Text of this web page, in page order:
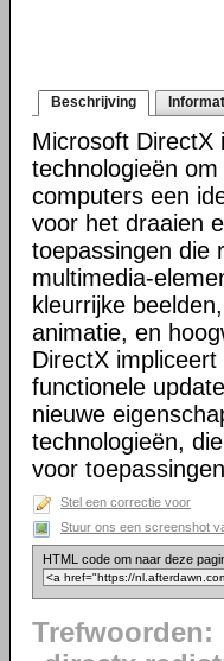
Beschrijving
Microsoft DirectX
technologieën
computers een
voor het draaien
toepassingen die
multimedia-
kleurrijke
animatie, en
DirectX
functionele
nieuwe
technologieën,
voor
Stel een correctie voor
Stuur ons een screenshot
HTML code om naar deze
Trefwoorden: